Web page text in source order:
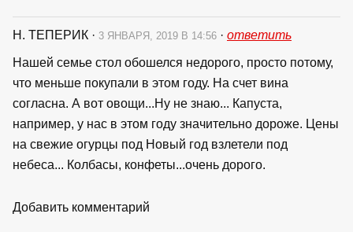
Н. ТЕПЕРИК · 3 ЯНВАРЯ, 2019 В 14:56 · ответить
Нашей семье стол обошелся недорого, просто потому,
что меньше покупали в этом году. На счет вина
согласна. А вот овощи...Ну не знаю... Капуста,
например, у нас в этом году значительно дороже. Цены
на свежие огурцы под Новый год взлетели под
небеса... Колбасы, конфеты...очень дорого.
Добавить комментарий